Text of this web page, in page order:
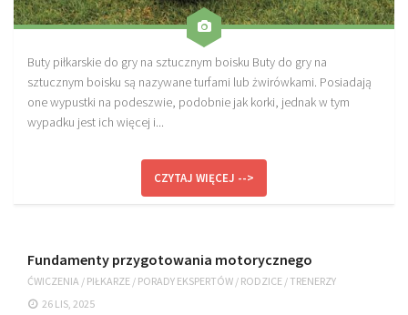
Buty piłkarskie do gry na sztucznym boisku Buty do gry na
sztucznym boisku są nazywane turfami lub żwirówkami. Posiadają
one wypustki na podeszwie, podobnie jak korki, jednak w tym
wypadku jest ich więcej i...
CZYTAJ WIĘCEJ -->
Fundamenty przygotowania motorycznego
ĆWICZENIA / PIŁKARZE / PORADY EKSPERTÓW / RODZICE /TRENERZY
26 LIS, 2025